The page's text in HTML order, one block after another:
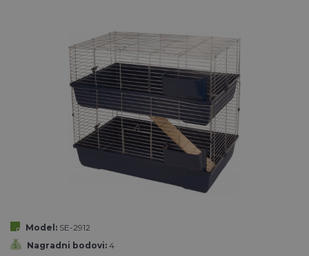
Model: SE-2912
Nagradni bodovi: 4